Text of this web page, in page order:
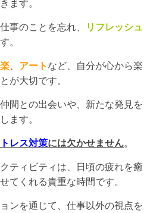
ます。
事のことを忘れ、
リフレッシュ
。
、 アートなど、自分が心から楽
が大切です。
間との出会いや、新たな発見を
ます。
レス対策には欠かせません。
ティビティは、日頃の疲れを癒
てくれる貴重な時間です。
ンを通じて、仕事以外の視点を